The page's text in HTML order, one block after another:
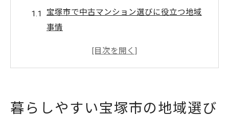
宝塚市で中古マンション選びに役立つ地域
事情
中古戸建て購入で重視したい宝塚市の住み
住んではいけない地域と宝塚市の治安ポイ
暮らしやすい宝塚市の地域選び